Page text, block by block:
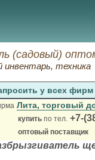
(садовый)
инвентарь, техника
у всех фирм
Лита, торговый
купить по тел. +7-
оптовый поставщик